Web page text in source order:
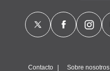
Contacto Sobre nosotros